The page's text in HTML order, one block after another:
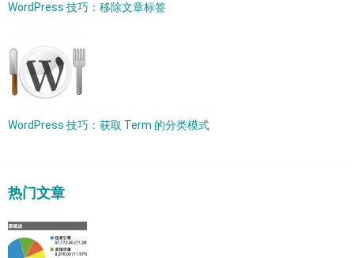
WordPress 技巧：移除文章标签
WordPress 技巧：获取 Term 的分类模式
热门文章